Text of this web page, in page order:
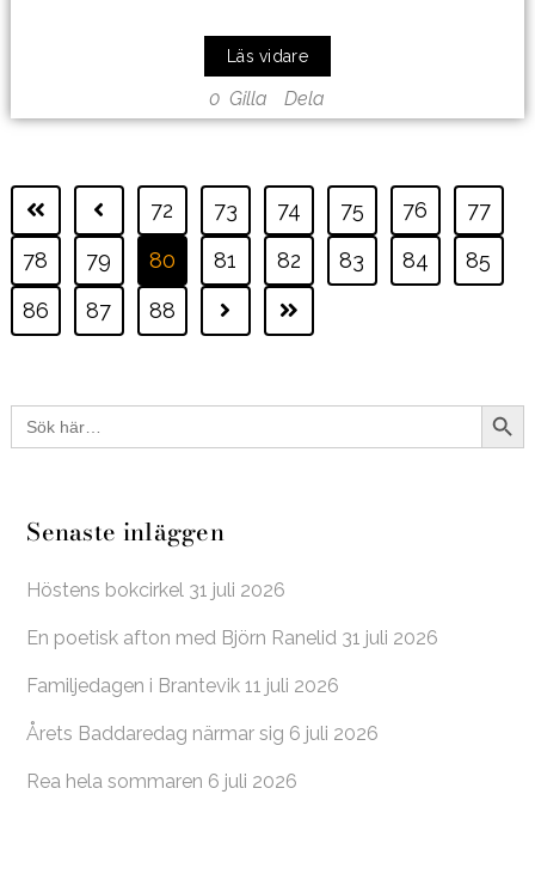
Läs vidare
0 Gilla Dela
72 73 74 75 76
77
78
79 80 81 82 83 84
85
86
87 88
Sök
efter:
Senaste inläggen
Höstens bokcirkel 31 juli 2026
En poetisk afton med Björn Ranelid 31 juli 2026
Familjedagen i Brantevik 11 juli 2026
Årets Baddaredag närmar sig 6 juli 2026
Rea hela sommaren 6 juli 2026